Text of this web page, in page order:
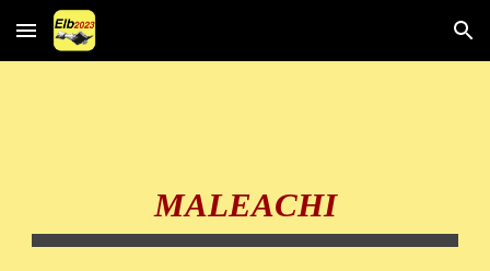
Skip to main content Skip to navigation
MALEACHI